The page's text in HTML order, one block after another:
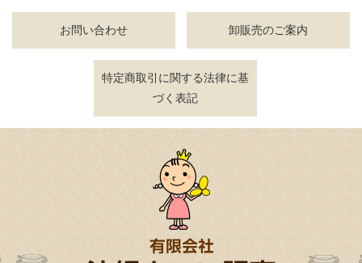
お問い合わせ 卸販売のご案内
特定商取引に関する法律に基
づく表記